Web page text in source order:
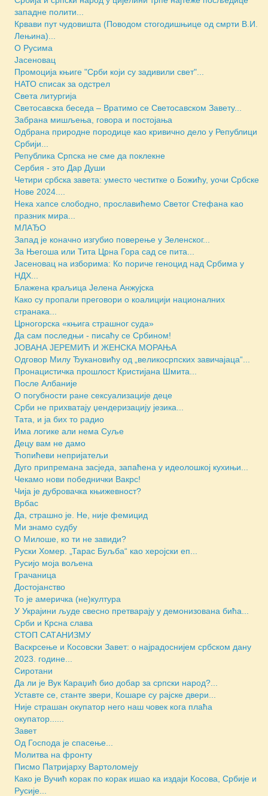
западне полити...
Крвави пут чудовишта (Поводом стогодишњице од смрти В.И.
Лењина)...
О Русима
Јасеновац
Промоција књиге "Срби који су задивили свет"...
НАТО списак за одстрел
Света литургија
Светосавска беседа – Вратимо се Светосавском Завету...
Забрана мишљења, говора и постојања
Одбрана природне породице као кривично дело у Републици
Србији...
Република Српска не сме да поклекне
Сербия - это Дар Души
Четири србска завета: уместо честитке о Божићу, уочи Србске
Нове 2024....
Нека хапсе слободно, прославићемо Светог Стефана као
празник мира...
МЛАЂО
Запад је коначно изгубио поверење у Зеленског...
За Његоша или Тита Црна Гора сад се пита...
Јасеновац на изборима: Ко пориче геноцид над Србима у
НДХ...
Блажена краљица Јелена Анжујска
Како су пропали преговори о коалицији националних
странака...
Црногорска «књига страшног суда»
Да сам последњи - писаћу се Србином!
JОВАНА ЈЕРЕМИЋ И ЖЕНСКА МОРАЊА
Одговор Милу Ђукановићу од „великосрпских завичајаца“...
Пронацистичка прошлост Кристијана Шмита...
После Албаније
О погубности ране сексуализације деце
Срби не прихватају џендеризацију језика...
Тата, и ја бих то радио
Има логике али нема Суље
Децу вам не дамо
Ћопићеви непријатељи
Дуго припремана засједа, запаћена у идеолошкој кухињи...
Чекамо нови победнички Вакрс!
Чија је дубровачка књижевност?
Врбас
Да, страшно је. Не, није фемицид
Ми знамо судбу
О Милоше, ко ти не завиди?
Руски Хомер. „Тарас Буљба“ као херојски еп...
Русијо моја вољена
Грачаница
Достојанство
То је америчка (не)култура
У Украјини људе свесно претварају у демонизована бића...
Срби и Крсна слава
СТОП САТАНИЗМУ
Васкрсење и Косовски Завет: о најрадоснијем србском дану
2023. године...
Сиротани
Да ли је Вук Караџић био добар за српски народ?...
Уставте се, станте звери, Кошаре су рајске двери...
Није страшан окупатор него наш човек кога плаћа
окупатор......
Завет
Од Господа је спасење...
Молитва на фронту
Писмо Патријарху Вартоломеју
Како је Вучић корак по корак ишао ка издаји Косова, Србије и
Русије...